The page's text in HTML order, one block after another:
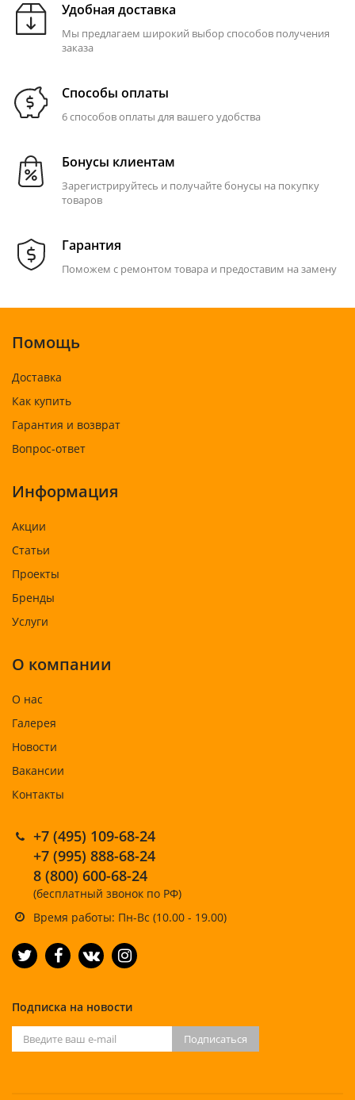
Удобная доставка
Мы предлагаем широкий выбор способов получения
заказа
Способы оплаты
6 способов оплаты для вашего удобства
Бонусы клиентам
Зарегистрируйтесь и получайте бонусы на покупку
товаров
Гарантия
Поможем с ремонтом товара и предоставим на замену
Помощь
Доставка
Как купить
Гарантия и возврат
Вопрос-ответ
Информация
Акции
Статьи
Проекты
Бренды
Услуги
О компании
О нас
Галерея
Новости
Вакансии
Контакты
+7 (495) 109-68-24
+7 (995) 888-68-24
8 (800) 600-68-24
(бесплатный звонок по РФ)
Время работы: Пн-Вс (10.00 - 19.00)
Подписка на новости
Подписаться